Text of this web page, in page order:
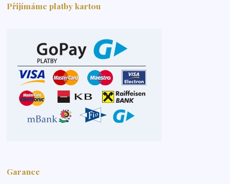
Přijímáme platby kartou
Garance